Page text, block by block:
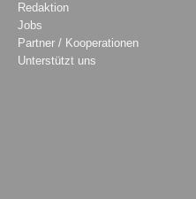
Redaktion
Jobs
Partner / Kooperationen
Unterstützt uns